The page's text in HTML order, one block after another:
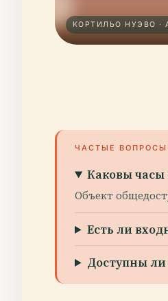
КОРТИЛЬО НУЭВО ·
ЧАСТЫЕ ВОПРОСЫ
Каковы
Объект
Есть ли
Доступны ли